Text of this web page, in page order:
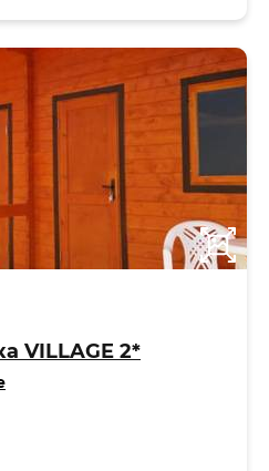
VILLAGE 2*